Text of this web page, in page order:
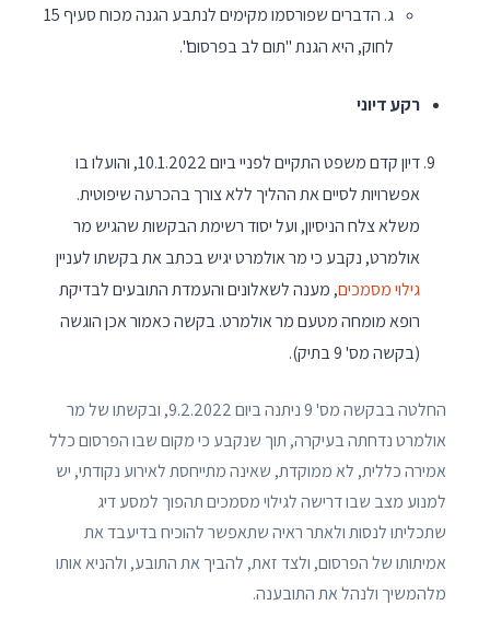
ג. הדברים שפורסמו מקימים לנתבע הגנה מכוח סעיף 15
לחוק, היא הגנת "תום לב בפרסום".
רקע דיוני
דיון קדם משפט התקיים לפניי ביום 10.1.2022, והועלו בו
אפשרויות לסיים את ההליך ללא צורך בהכרעה שיפוטית.
משלא צלח הניסיון, ועל יסוד רשימת הבקשות שהגיש מר
אולמרט, נקבע כי מר אולמרט יגיש בכתב את בקשתו לעניין
גילוי מסמכים, מענה לשאלונים והעמדת התובעים לבדיקת
רופא מומחה מטעם מר אולמרט. בקשה כאמור אכן הוגשה
(בקשה מס' 9 בתיק).
החלטה בבקשה מס' 9 ניתנה ביום 9.2.2022, ובקשתו של מר
אולמרט נדחתה בעיקרה, תוך שנקבע כי מקום שבו הפרסום כלל
אמירה כללית, לא ממוקדת, שאינה מתייחסת לאירוע נקודתי, יש
למנוע מצב שבו דרישה לגילוי מסמכים תהפוך למסע דיג
שתכליתו לנסות ולאתר ראיה שתאפשר להוכיח בדיעבד את
אמיתותו של הפרסום, ולצד זאת, להביך את התובע, ולהניא אותו
מלהמשיך ולנהל את התובענה.